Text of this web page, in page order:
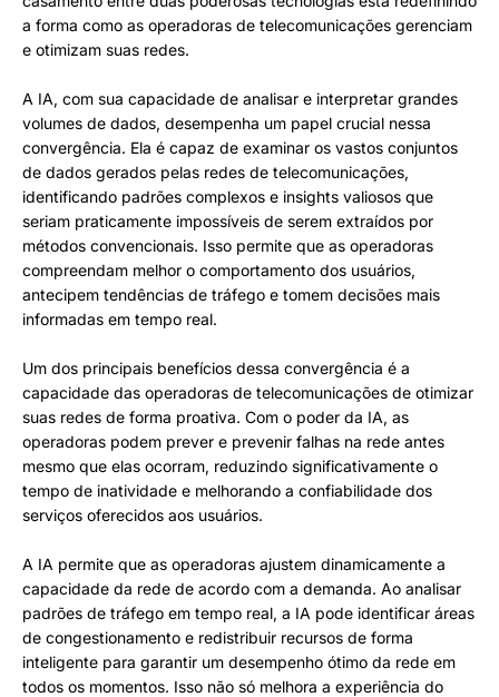
a forma como as operadoras de telecomunicações gerenciam
e otimizam suas redes.
A IA, com sua capacidade de analisar e interpretar grandes
volumes de dados, desempenha um papel crucial nessa
convergência. Ela é capaz de examinar os vastos conjuntos
de dados gerados pelas redes de telecomunicações,
identificando padrões complexos e insights valiosos que
seriam praticamente impossíveis de serem extraídos por
métodos convencionais. Isso permite que as operadoras
compreendam melhor o comportamento dos usuários,
antecipem tendências de tráfego e tomem decisões mais
informadas em tempo real.
Um dos principais benefícios dessa convergência é a
capacidade das operadoras de telecomunicações de otimizar
suas redes de forma proativa. Com o poder da IA, as
operadoras podem prever e prevenir falhas na rede antes
mesmo que elas ocorram, reduzindo significativamente o
tempo de inatividade e melhorando a confiabilidade dos
serviços oferecidos aos usuários.
A IA permite que as operadoras ajustem dinamicamente a
capacidade da rede de acordo com a demanda. Ao analisar
padrões de tráfego em tempo real, a IA pode identificar áreas
de congestionamento e redistribuir recursos de forma
inteligente para garantir um desempenho ótimo da rede em
todos os momentos. Isso não só melhora a experiência do